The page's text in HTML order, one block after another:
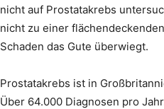
nicht auf Prostatakrebs
nicht zu einer
Schaden das Gute überwiegt.
Prostatakrebs ist in
Über 64.000 Diagnosen pro